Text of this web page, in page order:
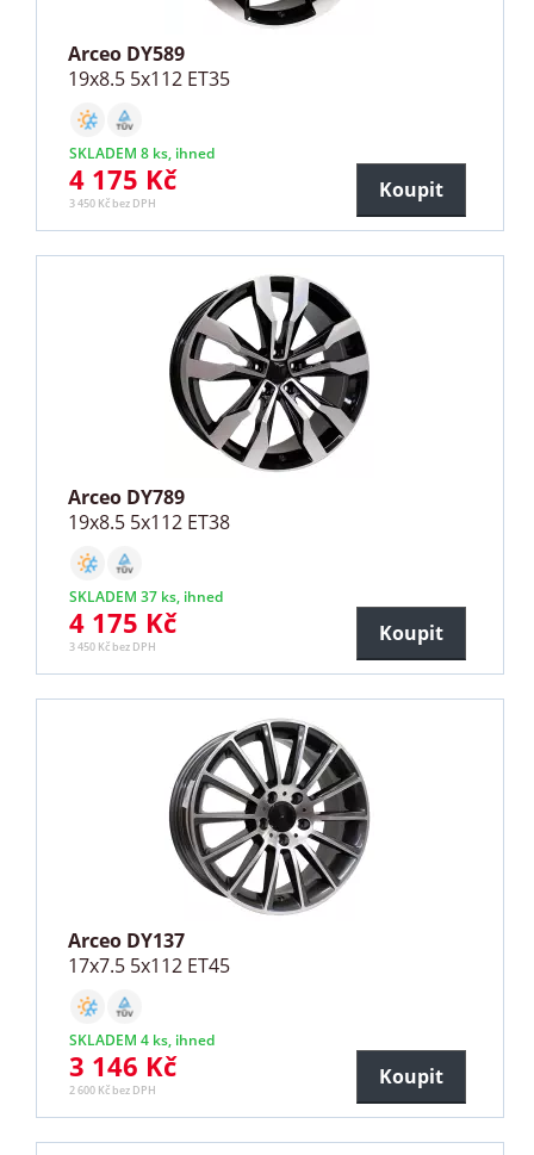
Arceo DY589
19x8.5 5x112 ET35
SKLADEM 8 ks, ihned
4 175 Kč
3 450 Kč bez DPH
Koupit
Arceo DY789
19x8.5 5x112 ET38
SKLADEM 37 ks, ihned
4 175 Kč
3 450 Kč bez DPH
Koupit
Arceo DY137
17x7.5 5x112 ET45
SKLADEM 4 ks, ihned
3 146 Kč
2 600 Kč bez DPH
Koupit